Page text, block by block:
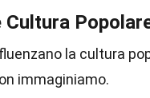
Cultura
la cultura
immaginiamo.